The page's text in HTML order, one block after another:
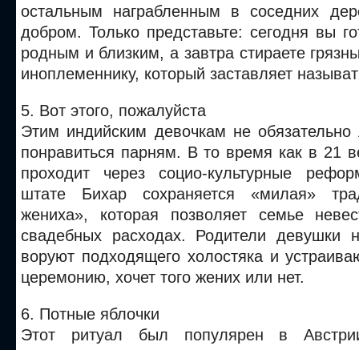
остальным награбленным в соседних
добром. Только представьте: сегодня вы
родным и близким, а завтра стираете
иноплеменнику, который заставляет
5. Вот этого, пожалуйста
Этим индийским девочкам не обязательно
понравиться парням. В то время как в 21
проходит через социо-культурные
штате Бихар сохраняется «милая»
жениха», которая позволяет семье
свадебных расходах. Родители девушки
воруют подходящего холостяка и
церемонию, хочет того жених или нет.
6. Потные яблочки
Этот ритуал был популярен в